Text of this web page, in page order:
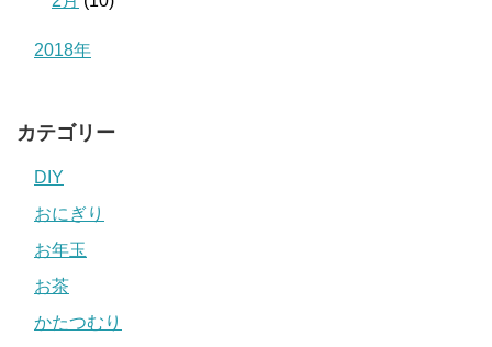
2018年
カテゴリー
DIY
おにぎり
お年玉
お茶
かたつむり